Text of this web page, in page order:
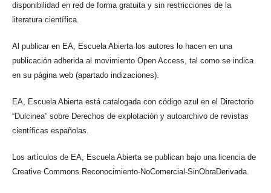
disponibilidad en red de forma gratuita y sin restricciones de la
literatura científica.
Al publicar en EA, Escuela Abierta los autores lo hacen en una
publicación adherida al movimiento Open Access, tal como se indica
en su página web (apartado indizaciones).
EA, Escuela Abierta está catalogada con código azul en el Directorio
“Dulcinea” sobre Derechos de explotación y autoarchivo de revistas
científicas españolas.
Los artículos de EA, Escuela Abierta se publican bajo una licencia de
Creative Commons Reconocimiento-NoComercial-SinObraDerivada.